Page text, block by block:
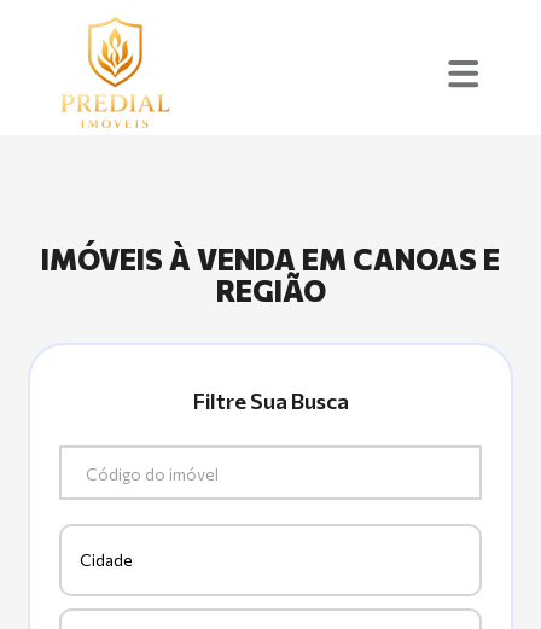
IMÓVEIS À VENDA EM CANOAS E
REGIÃO
Filtre Sua Busca
Cidade